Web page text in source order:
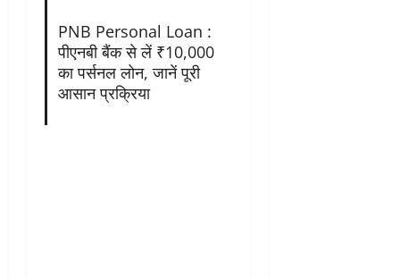
PNB Personal Loan :
पीएनबी बैंक से लें ₹10,000
का पर्सनल लोन, जानें पूरी
आसान प्रक्रिया